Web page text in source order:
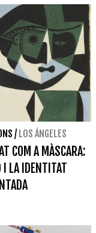
/ LOS ÁNGELES
COM A MÀSCARA:
I LA IDENTITAT